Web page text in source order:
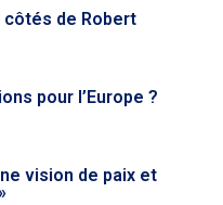
côtés de Robert
pour l’Europe ?
vision de paix et